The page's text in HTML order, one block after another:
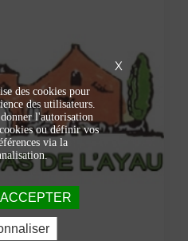
X
des cookies pour
des utilisateurs.
l'autorisation
ou définir vos
via la